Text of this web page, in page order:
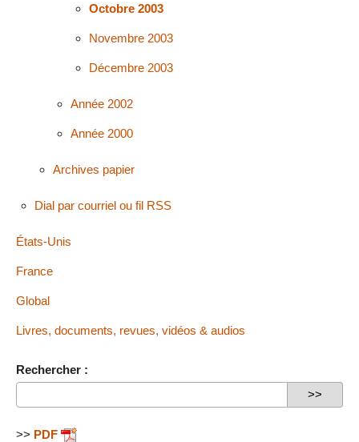
Octobre 2003
Novembre 2003
Décembre 2003
Année 2002
Année 2000
Archives papier
Dial par courriel ou fil RSS
États-Unis
France
Global
Livres, documents, revues, vidéos & audios
Rechercher :
>> PDF